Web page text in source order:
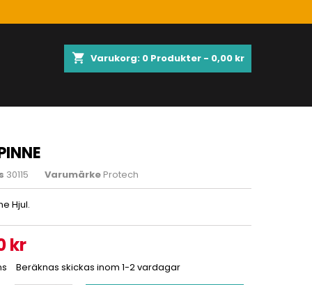
shopping_cart Varukorg: 0 Produkter - 0,00 kr
30115 Varumärke Protech
Hjul.
kr
Beräknas skickas inom 1-2 vardagar